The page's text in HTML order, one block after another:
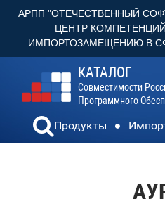
АРПП "ОТЕЧЕСТВЕННЫЙ
ЦЕНТР
ИМПОРТОЗАМЕЩЕНИЮ В
КАТАЛОГ
Совместимости
Программного
Продукты